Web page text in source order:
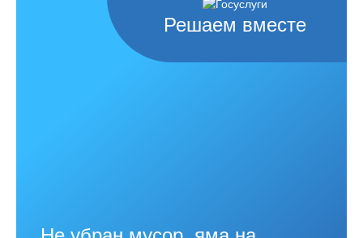
Решаем вместе